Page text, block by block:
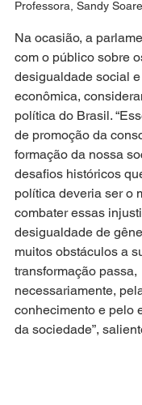
Professora, Sandy
Na ocasião, a
com o público sobre
desigualdade social
econômica,
política do Brasil.
de promoção da
formação da nossa
desafios históricos
política deveria ser o
combater essas
desigualdade de
muitos obstáculos a
transformação passa,
necessariamente,
conhecimento e pelo
da sociedade”,